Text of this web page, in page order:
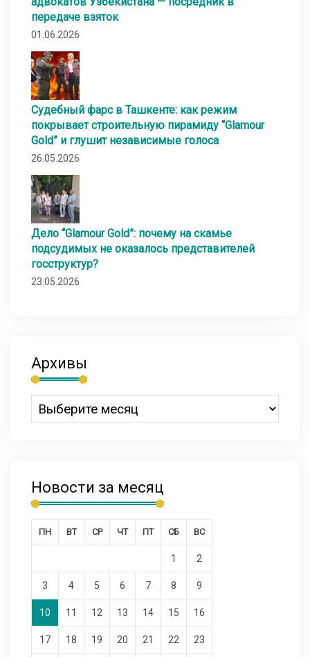
передаче взяток
01.06.2026
Судебный фарс в Ташкенте: как режим
покрывает строительную пирамиду “Glamour
Gold” и глушит независимые голоса
26.05.2026
Дело “Glamour Gold”: почему на скамье
подсудимых не оказалось представителей
госструктур?
23.05.2026
Архивы
Новости за месяц
ПН ВТ СР ЧТ ПТ СБ ВС
1 2
3 4 5 6 7 8 9
10 11 12 13 14 15 16
17 18 19 20 21 22 23